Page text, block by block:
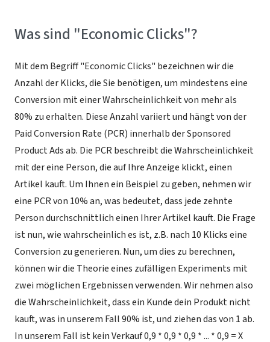
Was sind "Economic Clicks"?
Mit dem Begriff "Economic Clicks" bezeichnen wir die
Anzahl der Klicks, die Sie benötigen, um mindestens eine
Conversion mit einer Wahrscheinlichkeit von mehr als
80% zu erhalten. Diese Anzahl variiert und hängt von der
Paid Conversion Rate (PCR) innerhalb der Sponsored
Product Ads ab. Die PCR beschreibt die Wahrscheinlichkeit
mit der eine Person, die auf Ihre Anzeige klickt, einen
Artikel kauft. Um Ihnen ein Beispiel zu geben, nehmen wir
eine PCR von 10% an, was bedeutet, dass jede zehnte
Person durchschnittlich einen Ihrer Artikel kauft. Die Frage
ist nun, wie wahrscheinlich es ist, z.B. nach 10 Klicks eine
Conversion zu generieren. Nun, um dies zu berechnen,
können wir die Theorie eines zufälligen Experiments mit
zwei möglichen Ergebnissen verwenden. Wir nehmen also
die Wahrscheinlichkeit, dass ein Kunde dein Produkt nicht
kauft, was in unserem Fall 90% ist, und ziehen das von 1 ab.
In unserem Fall ist kein Verkauf 0,9 * 0,9 * 0,9 * ... * 0,9 = X